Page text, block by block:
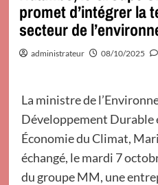
promet d’intégrer la
secteur de
administrateur 08/10/2025
La ministre de
Développement Durable
Économie du Climat,
échangé, le mardi 7
du groupe MM, une